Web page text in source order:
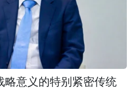
略意义的特别紧密传统